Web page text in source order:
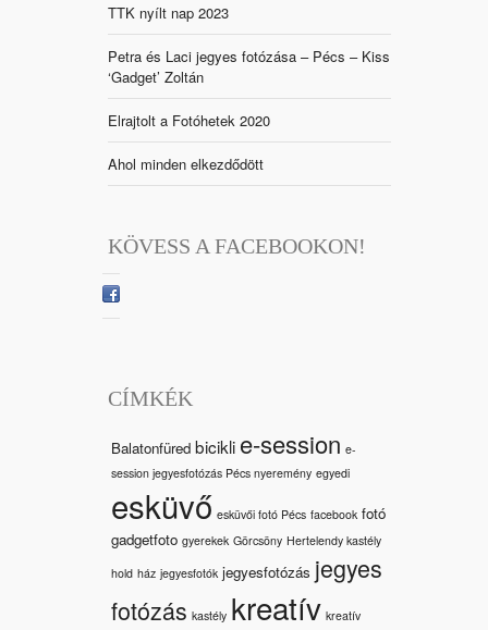
TTK nyílt nap 2023
Petra és Laci jegyes fotózása – Pécs – Kiss
‘Gadget’ Zoltán
Elrajtolt a Fotóhetek 2020
Ahol minden elkezdődött
KÖVESS A FACEBOOKON!
CÍMKÉK
Balatonfüred bicikli e-session e-
session jegyesfotózás Pécs nyeremény egyedi
esküvő esküvői fotó Pécs facebook fotó
gadgetfoto gyerekek Görcsöny Hertelendy kastély
hold ház jegyesfotók jegyesfotózás jegyes
fotózás kastély kreatív kreatív